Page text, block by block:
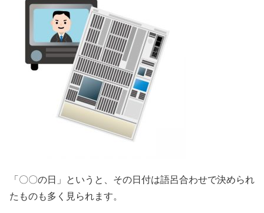
「〇〇の日」というと、その日付は語呂合わせで決められ
たものも多く見られます。